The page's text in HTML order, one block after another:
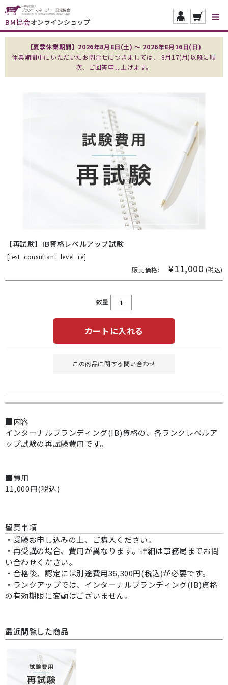
BM協会オンラインショップ
【夏季休業期間】2026年8月8日(土) ～ 2026年8月16日(日)
休業期間中にいただいたお問合せにつきましては、 8月17(月)以降に順
次、ご回答申し上げます。
【再試験】IB資格レベルアップ試験
[test_consultant_level_re]
販売価格:
¥11,000 (税込)
数量
カートに入れる
この商品に関する問い合わせ
■内容
インターナルブランディング(IB)資格の、各ランクレベルア
ップ試験の再試験費用です。
■費用
11,000円(税込)
留意事項
・受験お申し込みの上、ご購入ください。
・再受講の場合、費用が異なります。詳細は事務局までお問
い合わせください。
・合格後、認定には別途費用36,300円(税込)が必要です。
・ランクアップでは、インターナルブランディング(IB)資格
の有効期限に変動はございません。
最近閲覧した商品